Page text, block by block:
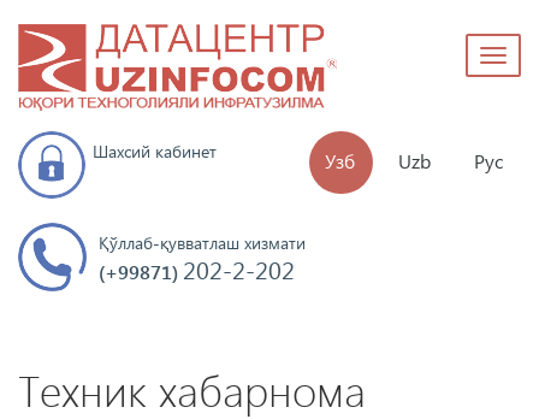
Узб Uzb Рус
Шахсий кабинет
Қўллаб-қувватлаш хизмати
(+99871) 202-2-202
Техник хабарнома